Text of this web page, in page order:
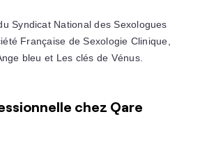
Syndicat National des Sexologues
Française de Sexologie Clinique,
bleu et Les clés de Vénus.
chez Qare